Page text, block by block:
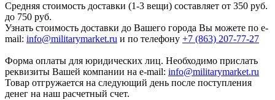
Средняя стоимость доставки (1-3 вещи) составляет от 350 руб.
до 750 руб.
Узнать стоимость доставки до Вашего города Вы можете по e-
mail: info@militarymarket.ru и по телефону +7 (863) 207-77-27
Форма оплаты для юридических лиц. Необходимо прислать
реквизиты Вашей компании на е-mail: info@militarymarket.ru
Товар отгружается на следующий день после поступления
денег на наш расчетный счет.